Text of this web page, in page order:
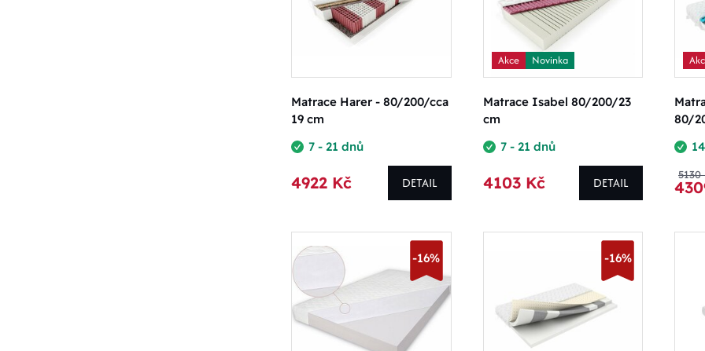
Matrace Harer - 80/200/cca
19 cm
7 - 21 dnů
4922 Kč DETAIL
Akce Novinka
Matrace Isabel 80/200/23
cm
7 - 21 dnů
4103 Kč DETAIL
80/
5130
-16% -16%